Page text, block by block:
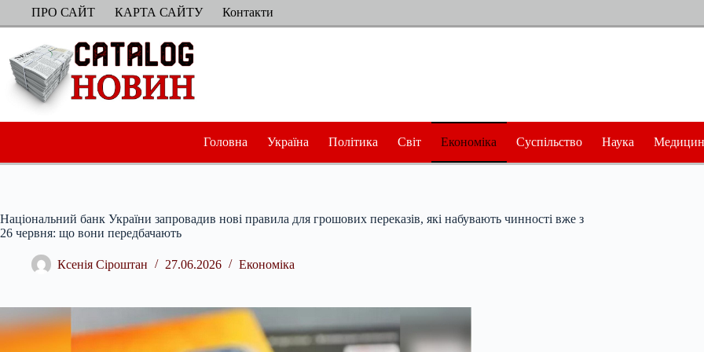
ПерейтиПРО САЙТ КАРТА САЙТУ Контакти
Головна Україна Політика Світ Економіка Суспільство Наука
Національний банк України запровадив нові правила для грошових переказів, які набувають чинності вже з
26 червня: що вони передбачають
Ксенія Сіроштан 27.06.2026 Економіка